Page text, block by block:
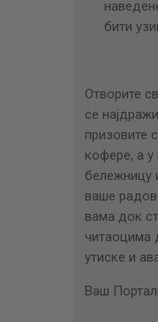
бити
Отворите
се
призовите
кофере, а
бележницу
ваше
вама док
читаоцима
утиске и
Ваш